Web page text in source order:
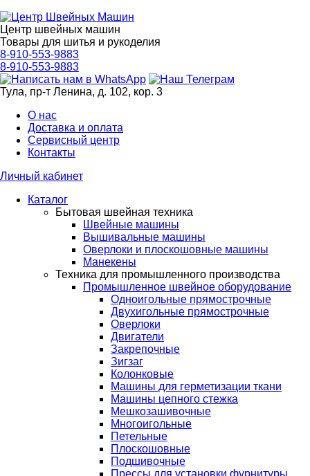
Центр швейных машин
Товары для шитья и рукоделия
8-910-553-9883
8-910-553-9883
Тула, пр-т Ленина, д. 102, кор. 3
О нас
Доставка и оплата
Сервисный центр
Контакты
Личный кабинет
Каталог
Бытовая швейная техника
Швейные машины
Вышивальные машины
Оверлоки и плоскошовные машины
Манекены
Техника для промышленного производства
Промышленное швейное оборудование
Одноигольные прямострочные
Двухигольные прямострочные
Оверлоки
Двигатели
Закрепочные
Зигзаг
Колонковые
Машины для герметизации ткани
Машины цепного стежка
Мешкозашивочные
Многоигольные
Петельные
Плоскошовные
Подшивочные
Прессы для установки фурнитуры